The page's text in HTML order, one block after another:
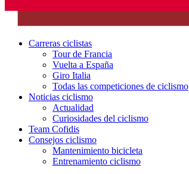
Carreras ciclistas
Tour de Francia
Vuelta a España
Giro Italia
Todas las competiciones de ciclismo
Noticias ciclismo
Actualidad
Curiosidades del ciclismo
Team Cofidis
Consejos ciclismo
Mantenimiento bicicleta
Entrenamiento ciclismo